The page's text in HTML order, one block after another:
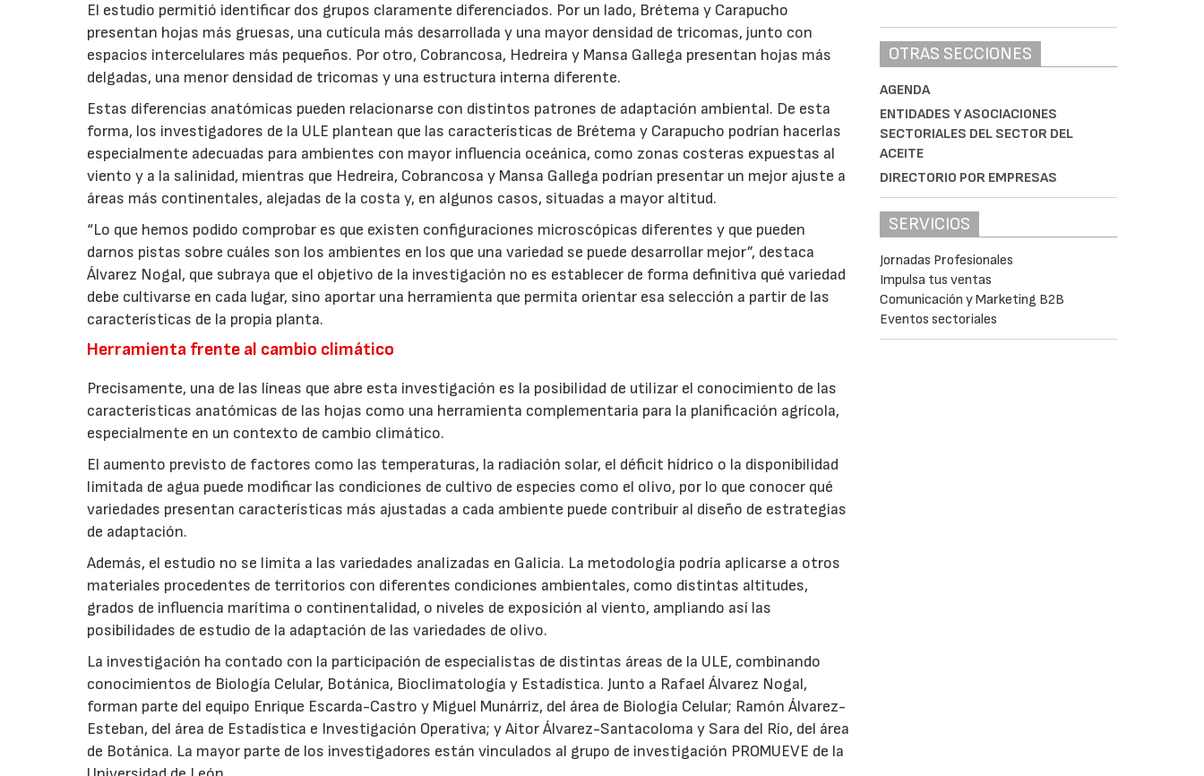
El estudio permitió identificar dos grupos claramente diferenciados. Por un lado, Brétema y Carapucho
presentan hojas más gruesas, una cutícula más desarrollada y una mayor densidad de tricomas, junto con
espacios intercelulares más pequeños. Por otro, Cobrancosa, Hedreira y Mansa Gallega presentan hojas más
delgadas, una menor densidad de tricomas y una estructura interna diferente.
Estas diferencias anatómicas pueden relacionarse con distintos patrones de adaptación ambiental. De esta
forma, los investigadores de la ULE plantean que las características de Brétema y Carapucho podrían hacerlas
especialmente adecuadas para ambientes con mayor influencia oceánica, como zonas costeras expuestas al
viento y a la salinidad, mientras que Hedreira, Cobrancosa y Mansa Gallega podrían presentar un mejor ajuste a
áreas más continentales, alejadas de la costa y, en algunos casos, situadas a mayor altitud.
“Lo que hemos podido comprobar es que existen configuraciones microscópicas diferentes y que pueden
darnos pistas sobre cuáles son los ambientes en los que una variedad se puede desarrollar mejor”, destaca
Álvarez Nogal, que subraya que el objetivo de la investigación no es establecer de forma definitiva qué variedad
debe cultivarse en cada lugar, sino aportar una herramienta que permita orientar esa selección a partir de las
características de la propia planta.
Herramienta frente al cambio climático
Precisamente, una de las líneas que abre esta investigación es la posibilidad de utilizar el conocimiento de las
características anatómicas de las hojas como una herramienta complementaria para la planificación agrícola,
especialmente en un contexto de cambio climático.
El aumento previsto de factores como las temperaturas, la radiación solar, el déficit hídrico o la disponibilidad
limitada de agua puede modificar las condiciones de cultivo de especies como el olivo, por lo que conocer qué
variedades presentan características más ajustadas a cada ambiente puede contribuir al diseño de estrategias
de adaptación.
Además, el estudio no se limita a las variedades analizadas en Galicia. La metodología podría aplicarse a otros
materiales procedentes de territorios con diferentes condiciones ambientales, como distintas altitudes,
grados de influencia marítima o continentalidad, o niveles de exposición al viento, ampliando así las
posibilidades de estudio de la adaptación de las variedades de olivo.
La investigación ha contado con la participación de especialistas de distintas áreas de la ULE, combinando
conocimientos de Biología Celular, Botánica, Bioclimatología y Estadística. Junto a Rafael Álvarez Nogal,
forman parte del equipo Enrique Escarda-Castro y Miguel Munárriz, del área de Biología Celular; Ramón Álvarez-
Esteban, del área de Estadística e Investigación Operativa; y Aitor Álvarez-Santacoloma y Sara del Río, del área
de Botánica. La mayor parte de los investigadores están vinculados al grupo de investigación PROMUEVE de la
OTRAS SECCIONES
AGENDA
ENTIDADES Y ASOCIACIONES
SECTORIALES DEL SECTOR DEL
ACEITE
DIRECTORIO POR EMPRESAS
SERVICIOS
Jornadas Profesionales
Impulsa tus ventas
Comunicación y Marketing B2B
Eventos sectoriales